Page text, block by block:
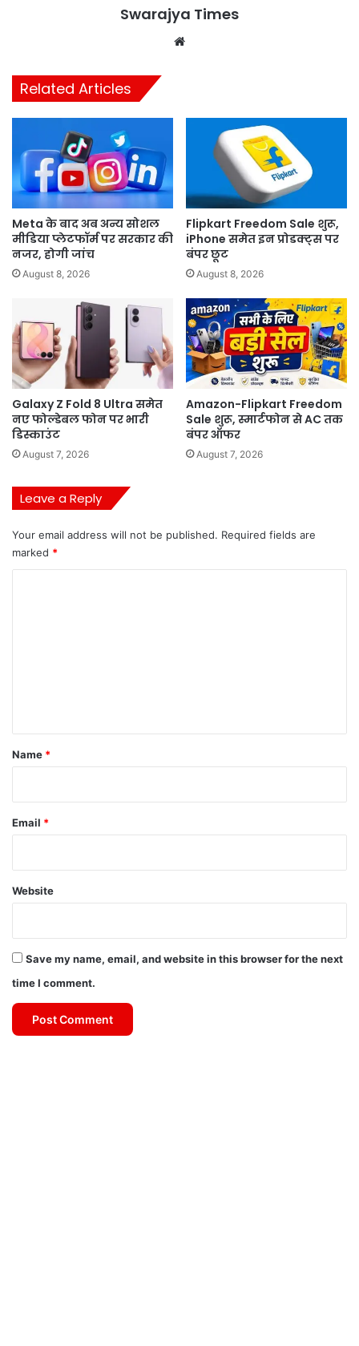
Swarajya Times
Related Articles
Meta के बाद अब अन्य सोशल
मीडिया प्लेटफॉर्म पर सरकार की
नजर, होगी जांच
August 8, 2026
Flipkart Freedom Sale शुरू,
iPhone समेत इन प्रोडक्ट्स पर
बंपर छूट
August 8, 2026
Galaxy Z Fold 8 Ultra समेत
नए फोल्डेबल फोन पर भारी
डिस्काउंट
August 7, 2026
Amazon-Flipkart Freedom
Sale शुरू, स्मार्टफोन से AC तक
बंपर ऑफर
August 7, 2026
Leave a Reply
Your email address will not be published. Required fields are
marked *
*
Name *
Email *
Website
Save my name, email, and website in this browser for the next
time I comment.